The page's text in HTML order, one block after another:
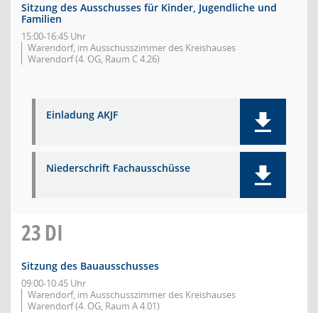
Sitzung des Ausschusses für Kinder, Jugendliche und
Familien
15:00-16:45 Uhr
Warendorf, im Ausschusszimmer des Kreishauses
Warendorf (4. OG, Raum C 4.26)
Einladung AKJF
Niederschrift Fachausschüsse
23DI
Sitzung des Bauausschusses
09:00-10:45 Uhr
Warendorf, im Ausschusszimmer des Kreishauses
Warendorf (4. OG, Raum A 4.01)